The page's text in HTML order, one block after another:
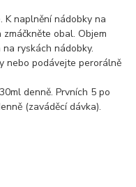
K naplnění nádobky na
obal. Objem
ryskách nádobky.
nebo podávejte perorálně
denně. Prvních 5 po
(zaváděcí dávka).